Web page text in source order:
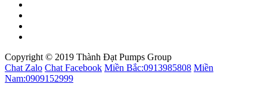
Copyright © 2019 Thành Đạt Pumps Group
Chat Zalo Chat Facebook Miền Bắc:0913985808 Miền
Nam:0909152999